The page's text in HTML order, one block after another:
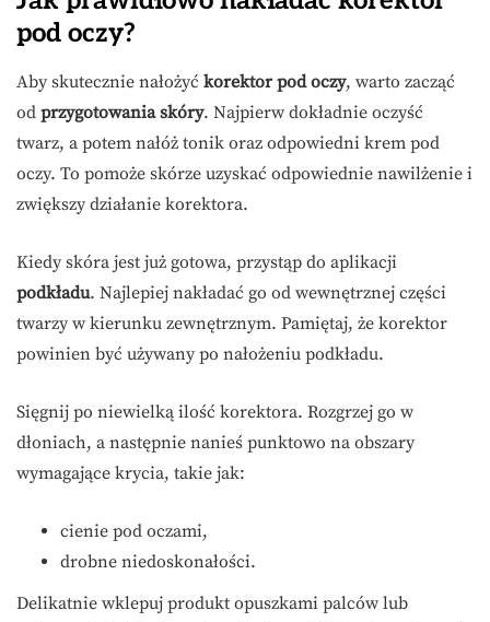
pod oczy?
Aby skutecznie nałożyć korektor pod oczy, warto zacząć
od przygotowania skóry. Najpierw dokładnie oczyść
twarz, a potem nałóż tonik oraz odpowiedni krem pod
oczy. To pomoże skórze uzyskać odpowiednie nawilżenie i
zwiększy działanie korektora.
Kiedy skóra jest już gotowa, przystąp do aplikacji
podkładu. Najlepiej nakładać go od wewnętrznej części
twarzy w kierunku zewnętrznym. Pamiętaj, że korektor
powinien być używany po nałożeniu podkładu.
Sięgnij po niewielką ilość korektora. Rozgrzej go w
dłoniach, a następnie nanieś punktowo na obszary
wymagające krycia, takie jak:
cienie pod oczami,
drobne niedoskonałości.
Delikatnie wklepuj produkt opuszkami palców lub